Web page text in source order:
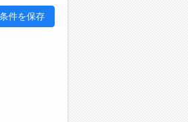
月20時間
条件を保存